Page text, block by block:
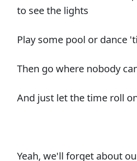
to see the lights
Play some pool or dance
Then go where nobody
And just let the time roll
Yeah, we'll forget about